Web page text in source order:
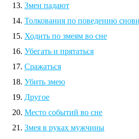
Змеи падают
Толкования по поведению
Ходить по змеям во сне
Убегать и прятаться
Сражаться
Убить змею
Другое
Место событий во сне
Змея в руках мужчины